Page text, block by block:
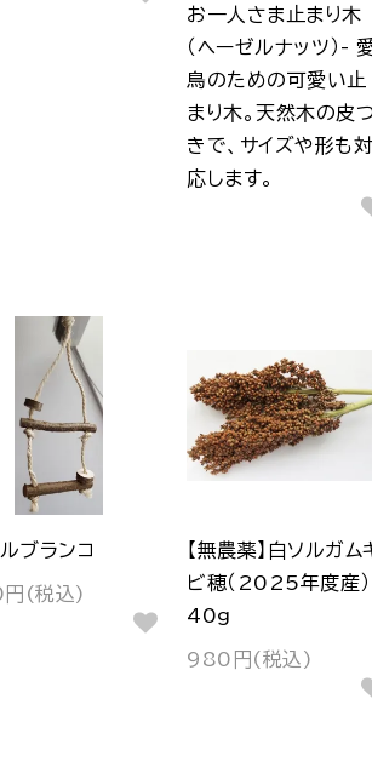
お一人さま止まり木
（ヘーゼルナッツ）-
鳥のための可愛い止
まり木。天然木の皮
きで、サイズや形も対
応します。
ブランコ
(税込)
【無農薬】白ソルガム
ビ穂（2025年度産）
40g
980円(税込)